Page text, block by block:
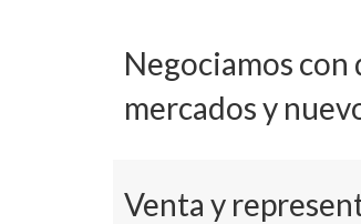
Negociamos
mercados y
Venta y